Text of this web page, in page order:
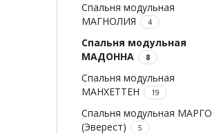
Спальня модульная
МАГНОЛИЯ
4
Спальня модульная
МАДОННА
8
Спальня модульная
МАНХЕТТЕН
19
Спальня модульная МАРГО
(Эверест)
5